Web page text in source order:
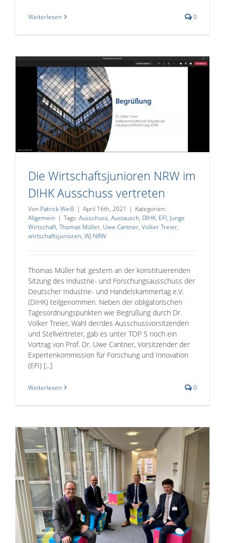
Weiterlesen 0
Die Wirtschaftsjunioren NRW im
DIHK Ausschuss vertreten
Von Patrick Weiß | April 16th, 2021 | Kategorien:
Allgemein | Tags: Ausschuss, Austausch, DIHK, EFI, Junge
Wirtschaft, Thomas Müller, Uwe Cantner, Volker Treier,
wirtschaftsjunioren, WJ NRW
Thomas Müller hat gestern an der konstituierenden
Sitzung des Industrie- und Forschungsausschuss der
Deutscher Industrie- und Handelskammertag e.V.
(DIHK) teilgenommen. Neben der obligatorischen
Tagesordnungspunkten wie Begrüßung durch Dr.
Volker Treier, Wahl der/des Ausschussvorsitzenden
und Stellvertreter, gab es unter TOP 5 noch ein
Vortrag von Prof. Dr. Uwe Cantner, Vorsitzender der
Expertenkommission für Forschung und Innovation
(EFI) [...]
Weiterlesen 0